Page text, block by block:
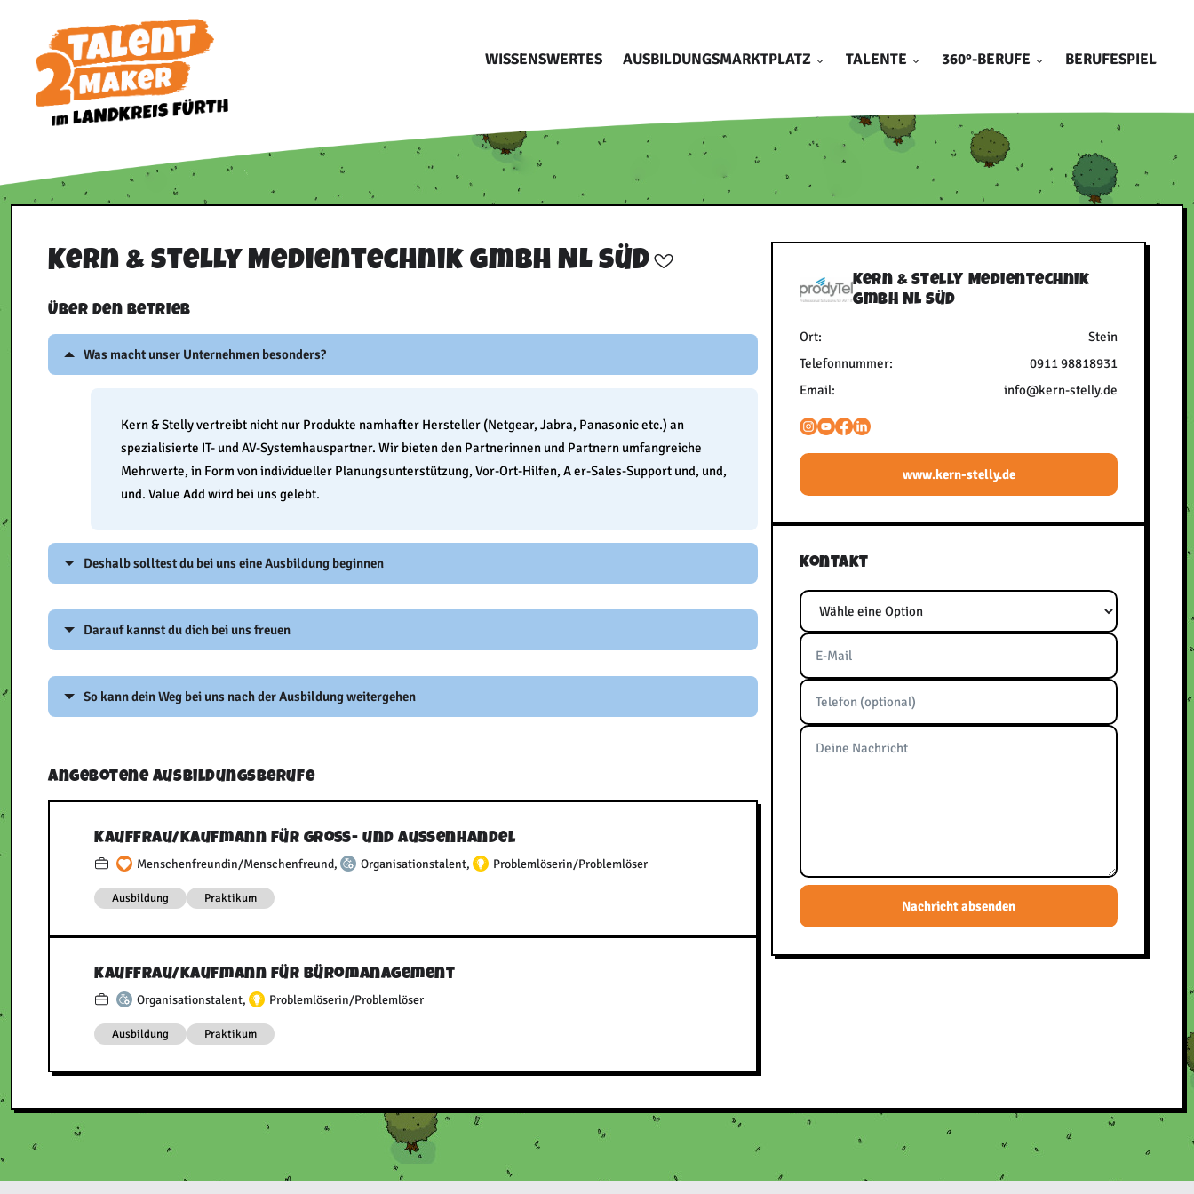
springen
WISSENSWERTES AUSBILDUNGSMARKTPLATZ TALENTE 360°-BERUFE BERUFESPIEL
Kern & Stelly Medientechnik GmbH NL Süd
Über den Betrieb
Was macht unser Unternehmen besonders?
Kern & Stelly vertreibt nicht nur Produkte namhafter Hersteller (Netgear, Jabra, Panasonic etc.) an
spezialisierte IT- und AV-Systemhauspartner. Wir bieten den Partnerinnen und Partnern umfangreiche
Mehrwerte, in Form von individueller Planungsunterstützung, Vor-Ort-Hilfen, A er-Sales-Support und, und,
und. Value Add wird bei uns gelebt.
Deshalb solltest du bei uns eine Ausbildung beginnen
Platz für eigene Ideen und Kreativität
Einblick und Mitwirkung in allen Unternehmensbereichen (Einkauf, Import, Vertrieb, Auftragsbearbeitung,
Marketing)
Eigenverantwortung mit Rückendeckung von erfahrenen Kolleginnen und Kollegen
Darauf kannst du dich bei uns freuen
So kann dein Weg bei uns nach der Ausbildung weitergehen
Angebotene Ausbildungsberufe
Kauffrau/​Kaufmann für Groß- und Außenhandel
Menschenfreundin/Menschenfreund, Organisationstalent, Problemlöserin/Problemlöser
Ausbildung Praktikum
Kauffrau/​Kaufmann für Büromanagement
Organisationstalent, Problemlöserin/Problemlöser
Ausbildung Praktikum
Kern & Stelly Medientechnik
GmbH NL Süd
Ort:
Stein
Telefonnummer:
0911 98818931
Email:
info@kern-stelly.de
www.kern-stelly.de
Kontakt
Bitte frei lassen
Thema
E-Mail
Telefon
Nachricht
Nachricht absenden